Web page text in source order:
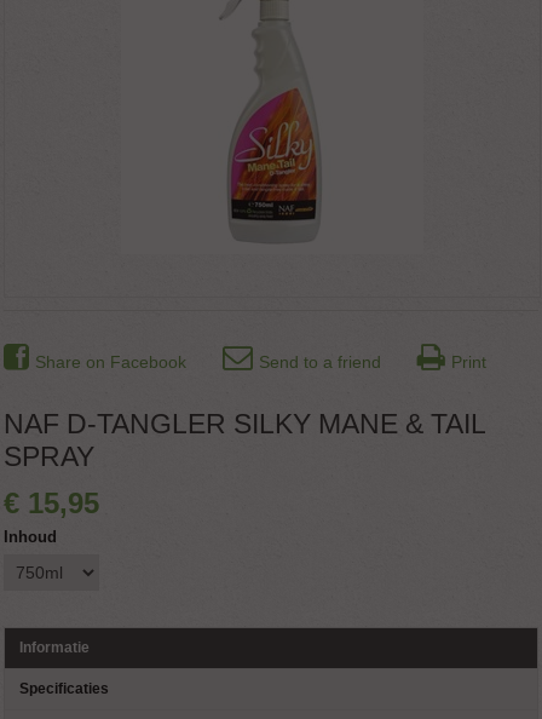
Share on Facebook Send to a friend Print
NAF D-TANGLER SILKY MANE & TAIL
SPRAY
€ 15,95
Inhoud
Informatie
Specificaties